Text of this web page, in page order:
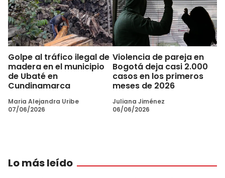
Golpe al tráfico ilegal de
madera en el municipio
de Ubaté en
Cundinamarca
Maria Alejandra Uribe
07/06/2026
Violencia de pareja en
Bogotá deja casi 2.000
casos en los primeros
meses de 2026
Juliana Jiménez
06/06/2026
Lo más leído